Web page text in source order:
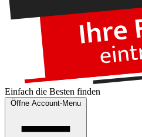
Einfach die Besten finden
Öffne Account-Menu